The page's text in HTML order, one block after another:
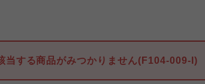
当する商品がみつかりません(F104-009-I)